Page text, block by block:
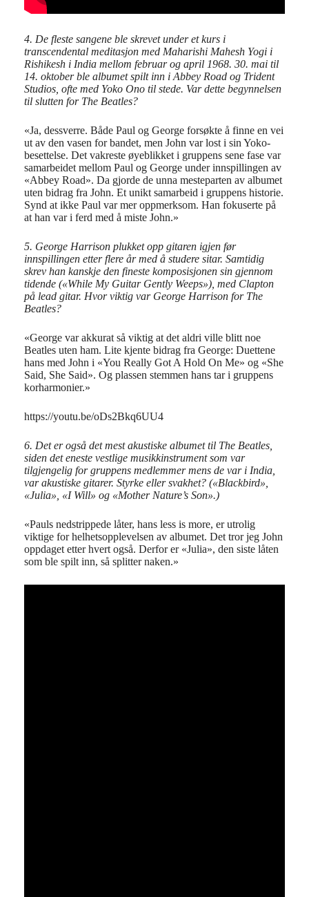
4. De fleste sangene ble skrevet under et kurs i
transcendental meditasjon med Maharishi Mahesh Yogi i
Rishikesh i India mellom februar og april 1968. 30. mai til
14. oktober ble albumet spilt inn i Abbey Road og Trident
Studios, ofte med Yoko Ono til stede. Var dette begynnelsen
til slutten for The Beatles?
«Ja, dessverre. Både Paul og George forsøkte å finne en vei
ut av den vasen for bandet, men John var lost i sin Yoko-
besettelse. Det vakreste øyeblikket i gruppens sene fase var
samarbeidet mellom Paul og George under innspillingen av
«Abbey Road». Da gjorde de unna mesteparten av albumet
uten bidrag fra John. Et unikt samarbeid i gruppens historie.
Synd at ikke Paul var mer oppmerksom. Han fokuserte på
at han var i ferd med å miste John.»
5. George Harrison plukket opp gitaren igjen før
innspillingen etter flere år med å studere sitar. Samtidig
skrev han kanskje den fineste komposisjonen sin gjennom
tidende («While My Guitar Gently Weeps»), med Clapton
på lead gitar. Hvor viktig var George Harrison for The
Beatles?
«George var akkurat så viktig at det aldri ville blitt noe
Beatles uten ham. Lite kjente bidrag fra George: Duettene
hans med John i «You Really Got A Hold On Me» og «She
Said, She Said». Og plassen stemmen hans tar i gruppens
korharmonier.»
https://youtu.be/oDs2Bkq6UU4
6. Det er også det mest akustiske albumet til The Beatles,
siden det eneste vestlige musikkinstrument som var
tilgjengelig for gruppens medlemmer mens de var i India,
var akustiske gitarer. Styrke eller svakhet? («Blackbird»,
«Julia», «I Will» og «Mother Nature’s Son».)
«Pauls nedstrippede låter, hans less is more, er utrolig
viktige for helhetsopplevelsen av albumet. Det tror jeg John
oppdaget etter hvert også. Derfor er «Julia», den siste låten
som ble spilt inn, så splitter naken.»